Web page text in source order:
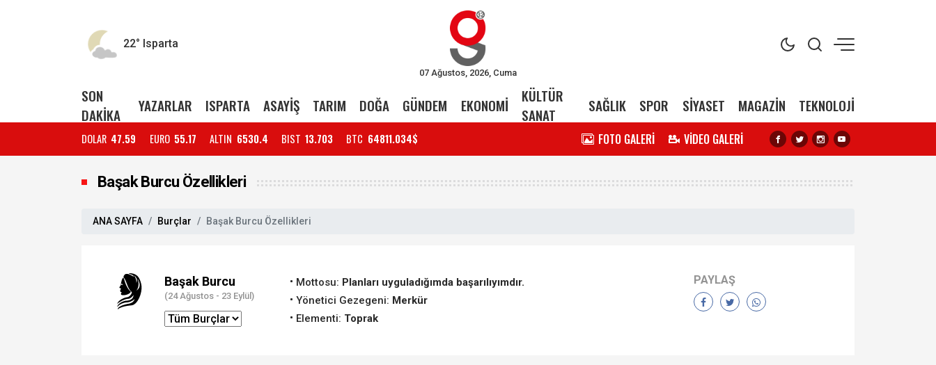
22° Isparta
07 Ağustos, 2026, Cuma
SON
DAKİKA
YAZARLAR ISPARTA ASAYİŞ TARIM DOĞA GÜNDEM EKONOMİ
KÜLTÜR
SANAT
SAĞLIK SPOR SİYASET MAGAZİN TEKNOLOJİ
DOLAR 47.59 EURO 55.17 ALTIN 6530.4 BIST 13.703 BTC 64811.034$ FOTO GALERİ VİDEO GALERİ
Başak Burcu Özellikleri
ANA SAYFA Burçlar Başak Burcu Özellikleri
Başak Burcu
(24 Ağustos - 23 Eylül)
Mottosu: Planları uyguladığımda başarılıyımdır.
Yönetici Gezegeni: Merkür
Elementi: Toprak
PAYLAŞ